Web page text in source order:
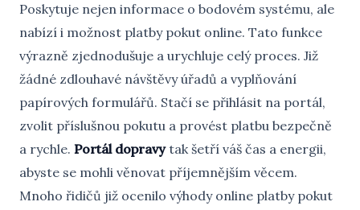
Poskytuje nejen informace o bodovém systému, ale
nabízí i možnost platby pokut online. Tato funkce
výrazně zjednodušuje a urychluje celý proces. Již
žádné zdlouhavé návštěvy úřadů a vyplňování
papírových formulářů. Stačí se přihlásit na portál,
zvolit příslušnou pokutu a provést platbu bezpečně
a rychle. Portál dopravytak šetří váš čas a energii,
abyste se mohli věnovat příjemnějším věcem.
Mnoho řidičů již ocenilo výhody online platby pokut